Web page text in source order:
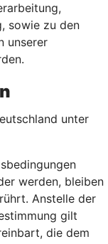
sowie zu den
unserer
unter
werden, bleiben
Anstelle der
gilt
die dem